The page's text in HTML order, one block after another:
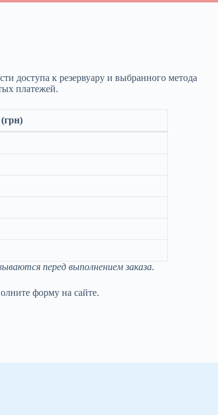
доступа к резервуару и выбранного метода
платежей.
перед выполнением заказа.
форму на сайте.